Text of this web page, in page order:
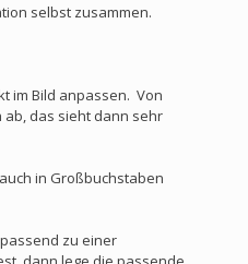
selbst zusammen.
im Bild anpassen. Von
das sieht dann sehr
in Großbuchstaben
zu einer